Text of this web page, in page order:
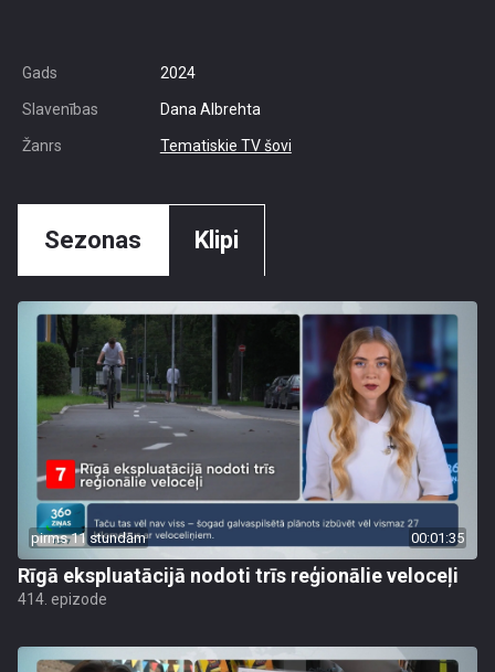
Gads 2024
Slavenības Dana Albrehta
Žanrs Tematiskie TV šovi
Sezonas Klipi
pirms 11 stundām 00:01:35
Rīgā ekspluatācijā nodoti trīs reģionālie veloceļi
414. epizode